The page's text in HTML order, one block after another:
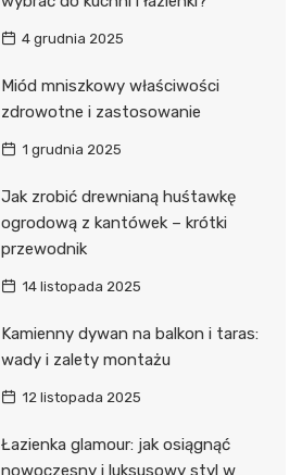
4 grudnia 2025
Miód mniszkowy właściwości
zdrowotne i zastosowanie
1 grudnia 2025
Jak zrobić drewnianą huśtawkę
ogrodową z kantówek – krótki
przewodnik
14 listopada 2025
Kamienny dywan na balkon i taras:
wady i zalety montażu
12 listopada 2025
Łazienka glamour: jak osiągnąć
nowoczesny i luksusowy styl w